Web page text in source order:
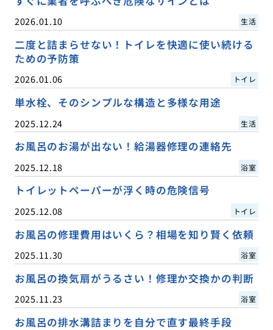
2026.01.10 生活
二度と詰まらせない！トイレを快適に使い続ける
ための予防策
2026.01.06 トイレ
単水栓、そのシンプルな構造と多様な用途
2025.12.24 生活
お風呂のお湯が出ない！給湯器修理の連絡先
2025.12.18 浴室
トイレットペーパーが浮く時の危険信号
2025.12.08 トイレ
お風呂の修理費用はいくら？相場を知り賢く依頼
2025.11.30 浴室
お風呂の換気扇がうるさい！修理か交換かの判断
2025.11.23 浴室
お風呂の排水溝詰まりを自分で直す最終手段